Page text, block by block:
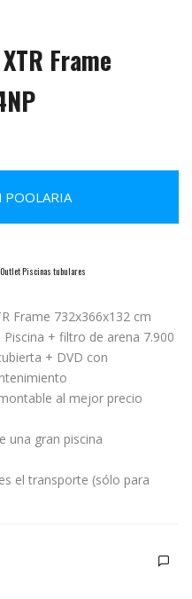
Frame
Frame 732x366x132 cm
Piscina + filtro de arena 7.900
+ DVD con
al mejor precio
una gran piscina
el transporte (sólo para
POOLARIA
Outlet Piscinas tubulares